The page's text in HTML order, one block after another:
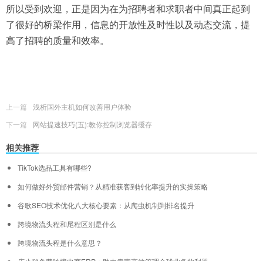
所以受到欢迎，正是因为在为招聘者和求职者中间真正起到
了很好的桥梁作用，信息的开放性及时性以及动态交流，提
高了招聘的质量和效率。
上一篇
浅析国外主机如何改善用户体验
下一篇
网站提速技巧(五):教你控制浏览器缓存
相关推荐
TikTok选品工具有哪些?
如何做好外贸邮件营销？从精准获客到转化率提升的实操策略
谷歌SEO技术优化八大核心要素：从爬虫机制到排名提升
跨境物流头程和尾程区别是什么
跨境物流头程是什么意思？